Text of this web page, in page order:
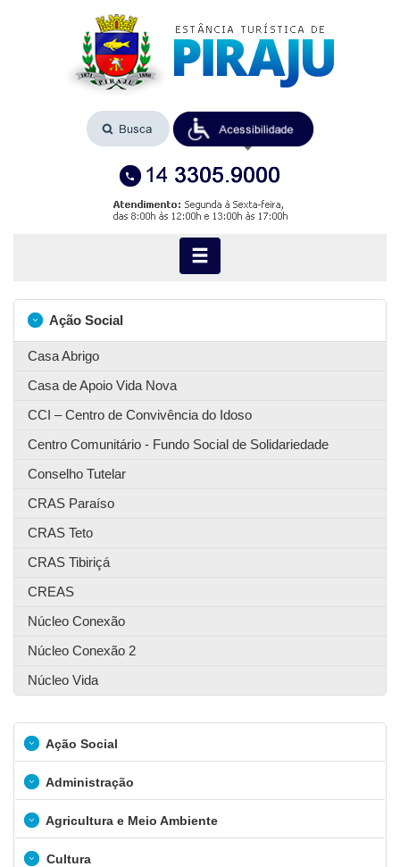
Ação Social
Casa Abrigo
Casa de Apoio Vida Nova
CCI – Centro de Convivência do Idoso
Centro Comunitário - Fundo Social de Solidariedade
Conselho Tutelar
CRAS Paraíso
CRAS Teto
CRAS Tibiriçá
CREAS
Núcleo Conexão
Núcleo Conexão 2
Núcleo Vida
Ação Social
Administração
Agricultura e Meio Ambiente
Cultura